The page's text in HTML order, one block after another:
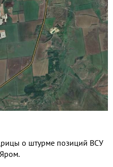
о штурме позиций ВСУ